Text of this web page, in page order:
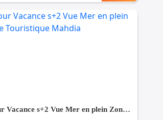
Pour Vacance s+2 Vue Mer en plein Zone Touristique Mahdia